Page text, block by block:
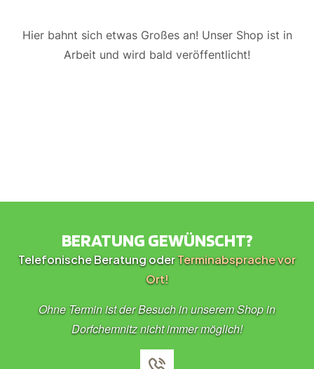
Hier bahnt sich etwas Großes an! Unser Shop ist in
Arbeit und wird bald veröffentlicht!
BERATUNG GEWÜNSCHT?
Telefonische Beratung oderTerminabsprache vor
Ort!
Ohne Termin ist der Besuch in unserem Shop in
Dorfchemnitz nicht immer möglich!